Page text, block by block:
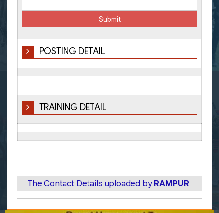
POSTING DETAIL
TRAINING DETAIL
The Contact Details uploaded by RAMPUR